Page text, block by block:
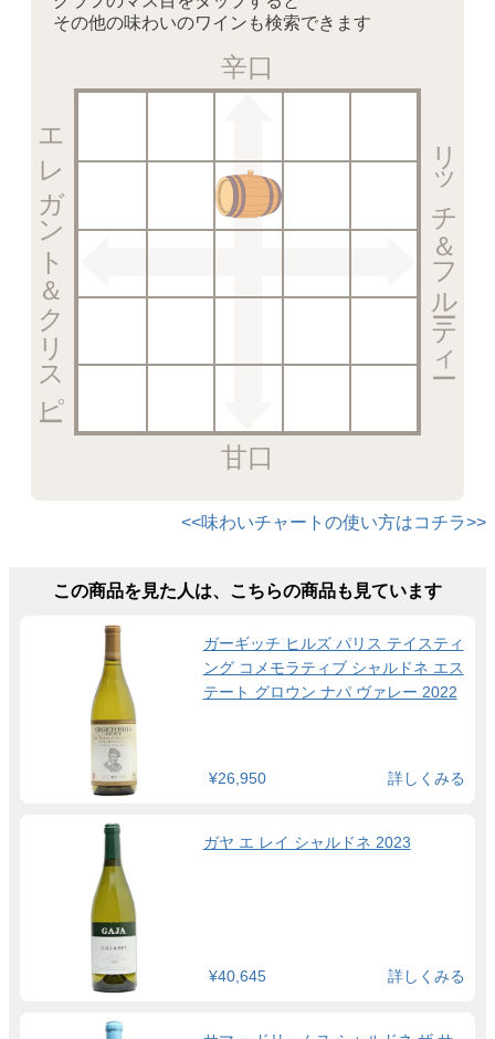
その他の味わいのワインも検索できます
辛口
リッチ＆フルーティー
甘口
エレガント＆クリスピー
<<味わいチャートの使い方はコチラ>>
この商品を見た人は、こちらの商品も見ています
ガーギッチ ヒルズ パリス テイスティ
ング コメモラティブ シャルドネ エス
テート グロウン ナパ ヴァレー 2022
¥26,950 詳しくみる
ガヤ エ レイ シャルドネ 2023
¥40,645 詳しくみる